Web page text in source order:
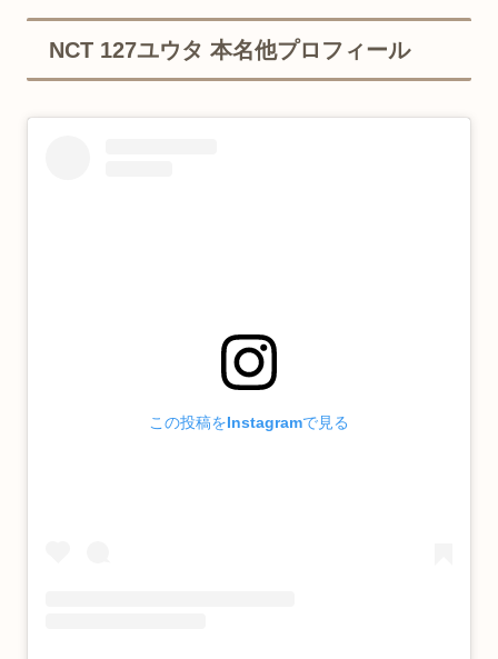
NCT 127ユウタ 本名他プロフィール
この投稿をInstagramで見る